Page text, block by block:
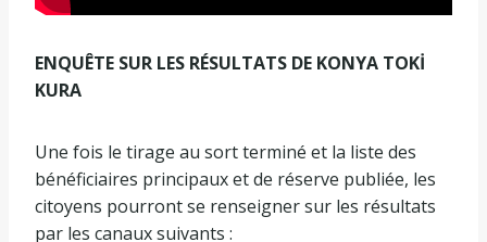
ENQUÊTE SUR LES RÉSULTATS DE KONYA TOKİ
KURA
Une fois le tirage au sort terminé et la liste des
bénéficiaires principaux et de réserve publiée, les
citoyens pourront se renseigner sur les résultats
par les canaux suivants :